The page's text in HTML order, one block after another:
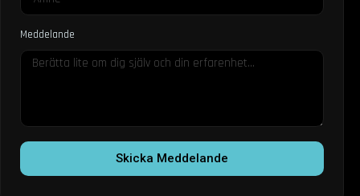
Meddelande
Skicka Meddelande